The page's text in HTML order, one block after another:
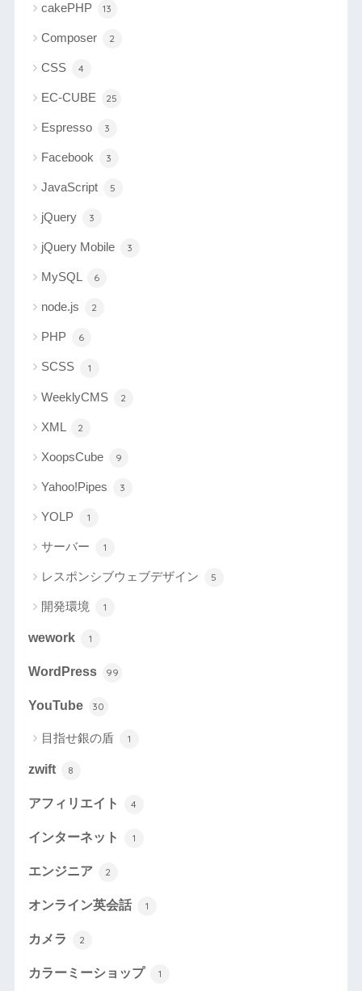
cakePHP 13
Composer 2
CSS 4
EC-CUBE 25
Espresso 3
Facebook 3
JavaScript 5
jQuery 3
jQuery Mobile 3
MySQL 6
node.js 2
PHP 6
SCSS 1
WeeklyCMS 2
XML 2
XoopsCube 9
Yahoo!Pipes 3
YOLP 1
サーバー 1
レスポンシブウェブデザイン 5
開発環境 1
wework 1
WordPress 99
YouTube 30
目指せ銀の盾 1
zwift 8
アフィリエイト 4
インターネット 1
エンジニア 2
オンライン英会話 1
カメラ 2
カラーミーショップ 1